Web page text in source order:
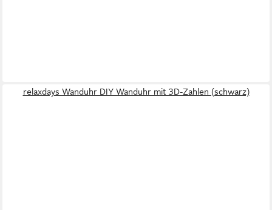
relaxdays Wanduhr DIY Wanduhr mit 3D-Zahlen (schwarz)